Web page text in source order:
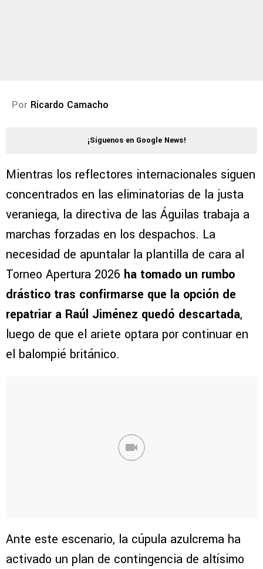
Por Ricardo Camacho
¡Síguenos en Google News!
Mientras los reflectores internacionales siguen
concentrados en las eliminatorias de la justa
veraniega, la directiva de las Águilas trabaja a
marchas forzadas en los despachos. La
necesidad de apuntalar la plantilla de cara al
Torneo Apertura 2026 ha tomado un rumbo
drástico tras confirmarse que la opción de
repatriar a Raúl Jiménez quedó descartada,
luego de que el ariete optara por continuar en
el balompié británico.
Ante este escenario, la cúpula azulcrema ha
activado un plan de contingencia de altísimo